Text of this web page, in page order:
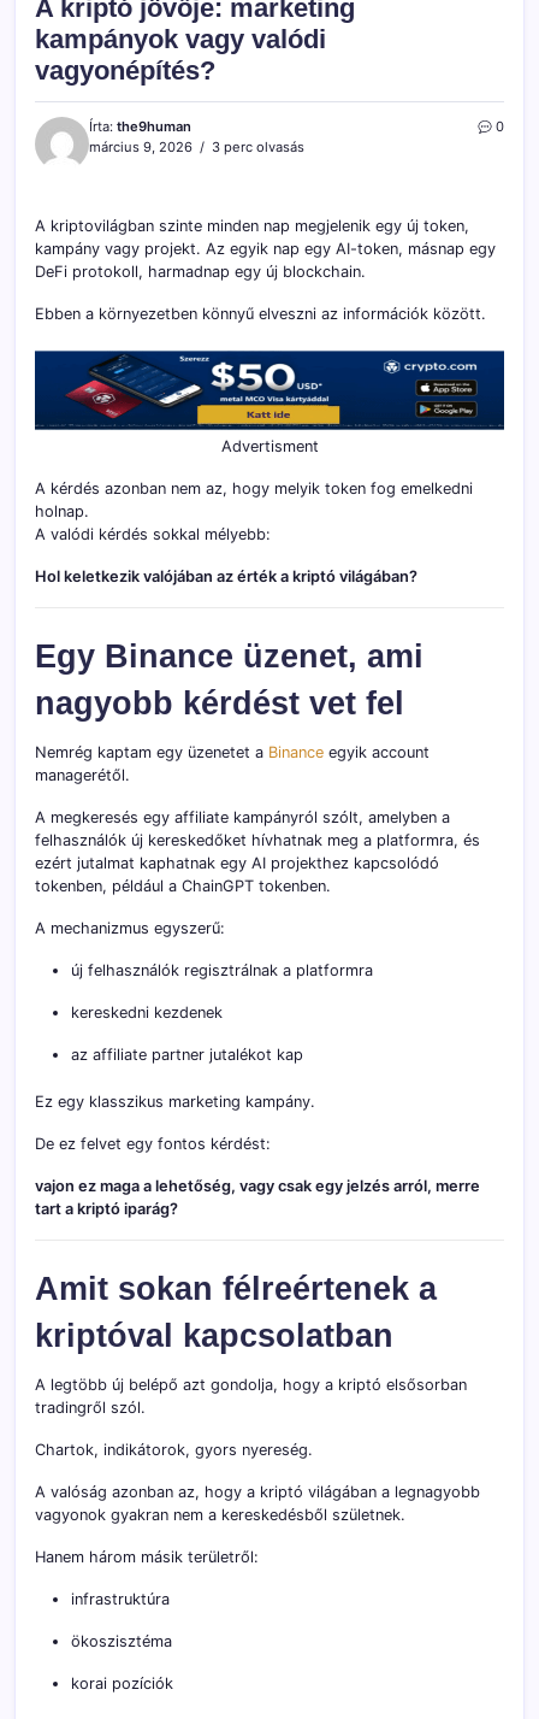
A kriptó jövője: marketing
kampányok vagy valódi
vagyonépítés?
Írta: the9human
március 9, 2026
3 perc olvasás
0
A kriptovilágban szinte minden nap megjelenik egy új token,
kampány vagy projekt. Az egyik nap egy AI-token, másnap egy
DeFi protokoll, harmadnap egy új blockchain.
Ebben a környezetben könnyű elveszni az információk között.
Advertisment
A kérdés azonban nem az, hogy melyik token fog emelkedni
holnap.
A valódi kérdés sokkal mélyebb:
Hol keletkezik valójában az érték a kriptó világában?
Egy Binance üzenet, ami
nagyobb kérdést vet fel
Nemrég kaptam egy üzenetet a Binance egyik account
managerétől.
A megkeresés egy affiliate kampányról szólt, amelyben a
felhasználók új kereskedőket hívhatnak meg a platformra, és
ezért jutalmat kaphatnak egy AI projekthez kapcsolódó
tokenben, például a ChainGPT tokenben.
A mechanizmus egyszerű:
új felhasználók regisztrálnak a platformra
kereskedni kezdenek
az affiliate partner jutalékot kap
Ez egy klasszikus marketing kampány.
De ez felvet egy fontos kérdést:
vajon ez maga a lehetőség, vagy csak egy jelzés arról, merre
tart a kriptó iparág?
Amit sokan félreértenek a
kriptóval kapcsolatban
A legtöbb új belépő azt gondolja, hogy a kriptó elsősorban
tradingről szól.
Chartok, indikátorok, gyors nyereség.
A valóság azonban az, hogy a kriptó világában a legnagyobb
vagyonok gyakran nem a kereskedésből születnek.
Hanem három másik területről:
infrastruktúra
ökoszisztéma
korai pozíciók